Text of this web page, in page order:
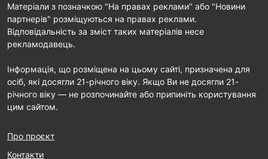
Матеріали з позначкою "На правах реклами" або "Новини
партнерів" розміщуються на правах реклами.
Відповідальність за зміст таких матеріалів несе
рекламодавець.
Інформація, що розміщена на цьому сайті, призначена для
осіб, які досягли 21-річного віку. Якщо Ви не досягли 21-
річного віку — не розпочинайте або припиніть користування
цим сайтом.
Про проєкт
Контакти